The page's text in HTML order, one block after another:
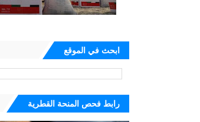
ابحث في الموقع
رابط فحص المنحة القطرية